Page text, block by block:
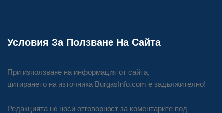
Условия За Ползване На Сайта
При използване на информация от сайта,
цитирането на източника BurgasInfo.com е задължително!
Редакцията не носи отговорност за коментарите под